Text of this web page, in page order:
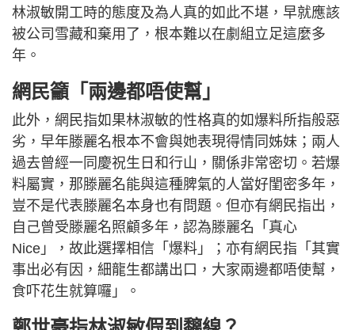
林淑敏開工時的態度及為人真的如此不堪，早就應該
被公司雪藏和棄用了，根本難以在劇組立足這麼多
年。
網民籲「兩邊都唔使幫」
此外，網民指如果林淑敏的性格真的如爆料所指般惡
劣，早年滕麗名根本不會與她表現得情同姊妹；兩人
過去曾經一同慶祝生日和行山，關係非常密切。若爆
料屬實，那滕麗名能與這種脾氣的人當好閨密多年，
豈不是代表滕麗名本身也有問題。但亦有網民指出，
自己曾受滕麗名照顧多年，認為滕麗名「真心
Nice」，故此選擇相信「爆料」；亦有網民指「其實
事出必有因，細龍生都講出口，大家兩邊都唔使幫，
食吓花生就算囉」。